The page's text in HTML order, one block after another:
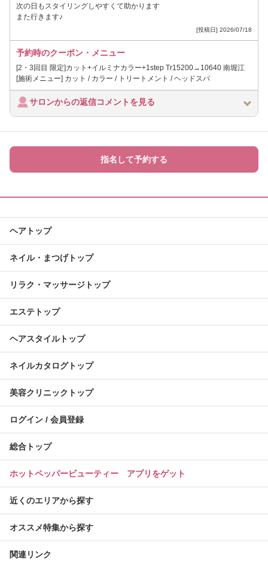
次の日もスタイリングしやすくて助かります
また行きます♪
[投稿日] 2026/07/18
予約時のクーポン・メニュー
[2・3回目 限定]カット+イルミナカラー+1step Tr15200→10640 南堀江
[施術メニュー] カット / カラー / トリートメント / ヘッドスパ
サロンからの返信コメントを見る
指名して予約する
ヘアトップ
ネイル・まつげトップ
リラク・マッサージトップ
エステトップ
ヘアスタイルトップ
ネイルカタログトップ
美容クリニックトップ
ログイン / 会員登録
総合トップ
ホットペッパービューティー アプリをゲット
近くのエリアから探す
オススメ特集から探す
関連リンク